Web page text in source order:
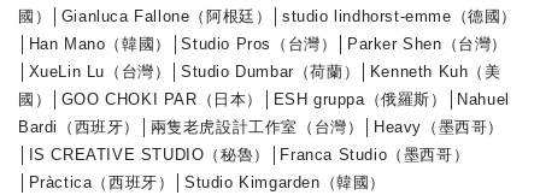
國）│Gianluca Fallone（阿根廷）│studio lindhorst-emme（德國）
│Han Mano（韓國）│Studio Pros（台灣）│Parker Shen（台灣）
│XueLin Lu（台灣）│Studio Dumbar（荷蘭）│Kenneth Kuh（美
國）│GOO CHOKI PAR（日本）│ESH gruppa（俄羅斯）│Nahuel
Bardi（西班牙）│兩隻老虎設計工作室（台灣）│Heavy（墨西哥）
│IS CREATIVE STUDIO（秘魯）│Franca Studio（墨西哥）
│Pràctica（西班牙）│Studio Kimgarden（韓國）